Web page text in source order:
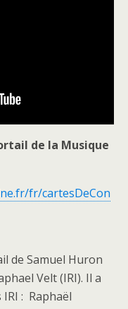
de la Musique
fr/cartesDeCon
de Samuel Huron
Velt (IRI). Il a
: Raphaël